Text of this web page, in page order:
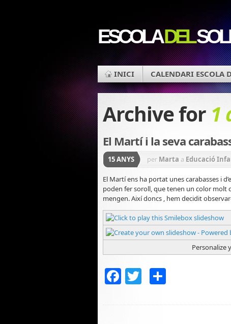
ESCOLADEL
INICI CALENDARI ESCOLA
Archive for 1
El Martí i la seva
15 ANYS per Marta a Educació
El Martí ens ha portat unes carabasses i
poden fer soroll, que tenen un color molt
mengen. Així doncs , hem decidit
Personalize
Facebook
Twitter